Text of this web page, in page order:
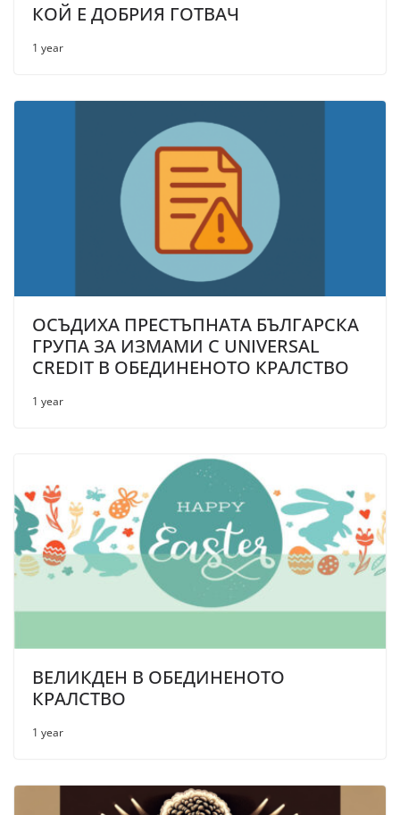
КОЙ Е ДОБРИЯ ГОТВАЧ
1 year
ОСЪДИХА ПРЕСТЪПНАТА БЪЛГАРСКА
ГРУПА ЗА ИЗМАМИ С UNIVERSAL
CREDIT В ОБЕДИНЕНОТО КРАЛСТВО
1 year
ВЕЛИКДЕН В ОБЕДИНЕНОТО
КРАЛСТВО
1 year